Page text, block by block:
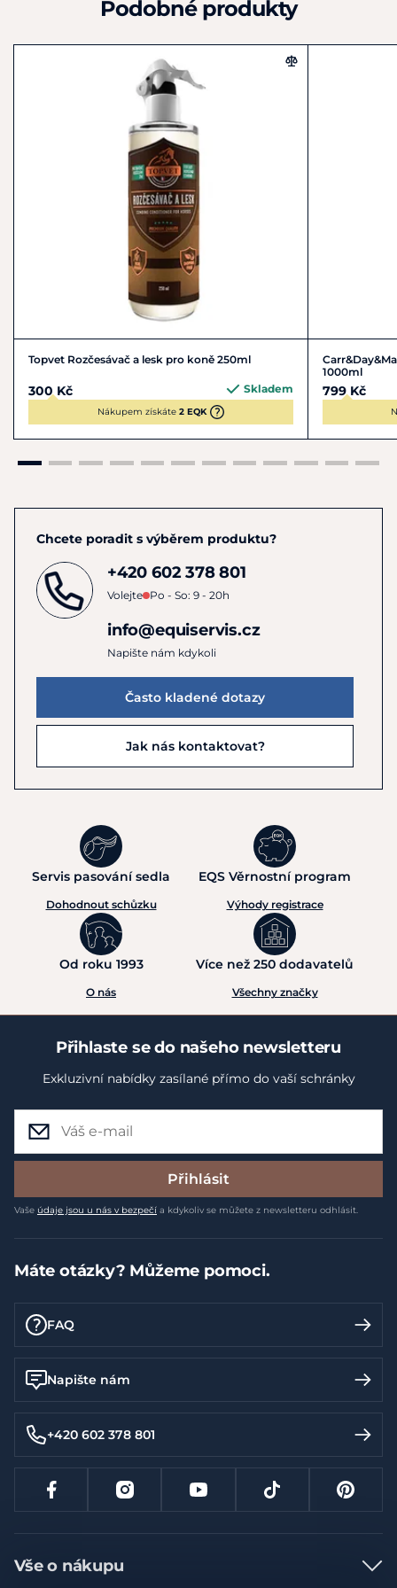
rámci řízeníoschválení veterinárního
Podobné produkty
Topvet Rozčesávač a lesk pro koně 250ml
300 Kč Skladem
Nákupem získáte 2 EQK
1000ml
799 Kč
Chcete poradit s výběrem produktu?
+420 602 378 801
Volejte Po - So: 9 - 20h
info@equiservis.cz
Napište nám kdykoli
Často kladené dotazy
Jak nás kontaktovat?
Servis pasování sedla
Dohodnout schůzku
EQS Věrnostní program
Výhody registrace
Od roku 1993
O nás
Více než 250 dodavatelů
Všechny značky
Přihlaste se do našeho newsletteru
Exkluzivní nabídky zasílané přímo do vaší schránky
Přihlásit
Vaše údaje jsou u nás v bezpečí a kdykoliv se můžete z newsletteru odhlásit.
Máte otázky? Můžeme pomoci.
FAQ
Napište nám
+420 602 378 801
Vše o nákupu